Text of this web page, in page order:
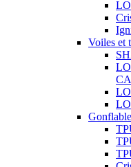
Voiles et